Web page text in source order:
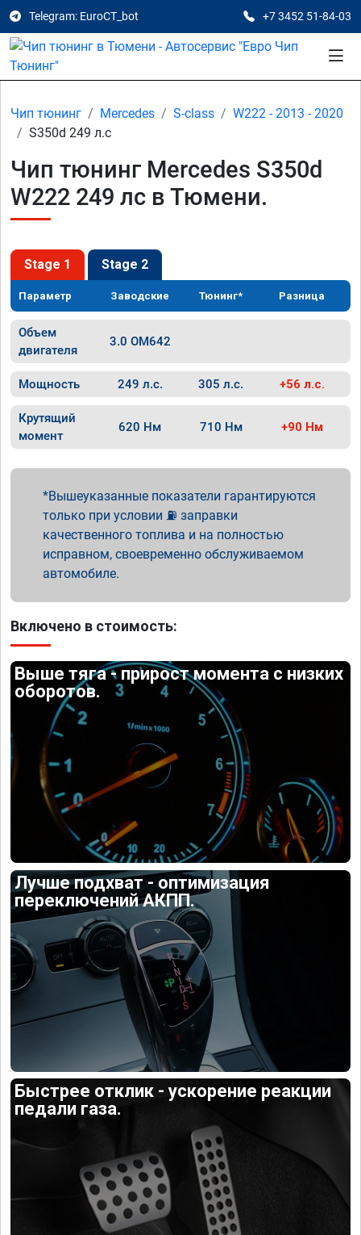
Telegram: EuroCT_bot +7 3452 51-84-03
Чип тюнинг Mercedes S-class
W222 - 2013 - 2020
S350d 249 л.с
Чип тюнинг Mercedes S350d
W222 249 лс в Тюмени.
Stage 1 Stage 2
Параметр Заводские Тюнинг* Разница
Объем
двигателя
3.0 OM642
Мощность 249 л.с. 305 л.с. +56 л.с.
Крутящий
момент
620 Нм 710 Нм +90 Нм
Вышеуказанные показатели гарантируются
только при условии ⛽ заправки
качественного топлива и на полностью
исправном, своевременно обслуживаемом
автомобиле.
Включено в стоимость:
Выше тяга - прирост момента с низких
оборотов.
Лучше подхват - оптимизация
переключений АКПП.
Быстрее отклик - ускорение реакции
педали газа.